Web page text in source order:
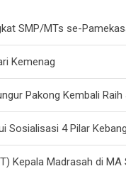
SMP/MTs se-
Kemenag
Pakong Kembali
Sosialisasi 4 Pilar
Kepala Madrasah di